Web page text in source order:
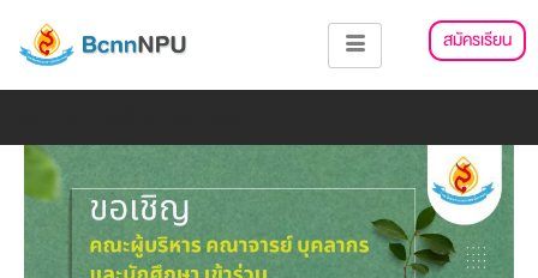
สมัครเรียน
แนะแนว
เรื่อง